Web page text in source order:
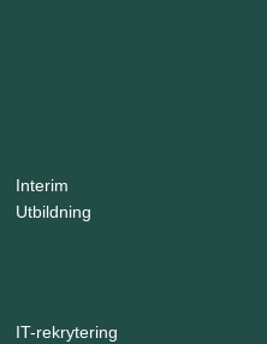
Interim
Utbildning
IT-rekrytering